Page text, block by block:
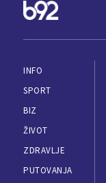
INFO
SPORT
BIZ
ŽIVOT
ZDRAVLJE
PUTOVANJA